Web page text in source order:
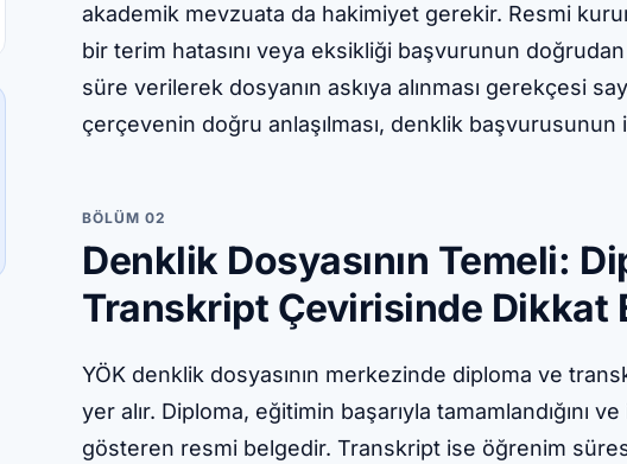
akademik mevzuata da hakimiyet gerekir. Resmi
bir terim hatasını veya eksikliği başvurunun
süre verilerek dosyanın askıya alınması gerekçesi
çerçevenin doğru anlaşılması, denklik başvurusunun
BÖLÜM 02
Denklik Dosyasının Temeli:
Transkript Çevirisinde Dikkat
YÖK denklik dosyasının merkezinde diploma ve
yer alır. Diploma, eğitimin başarıyla tamamlandığını ve
gösteren resmi belgedir. Transkript ise öğrenim